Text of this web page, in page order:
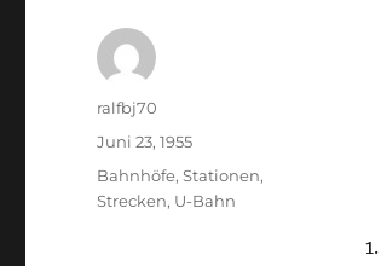
Autor
ralfbj70
Veröffentlicht
am
Juni 23, 1955
Kategorien
Bahnhöfe, Stationen,
Strecken, U-Bahn